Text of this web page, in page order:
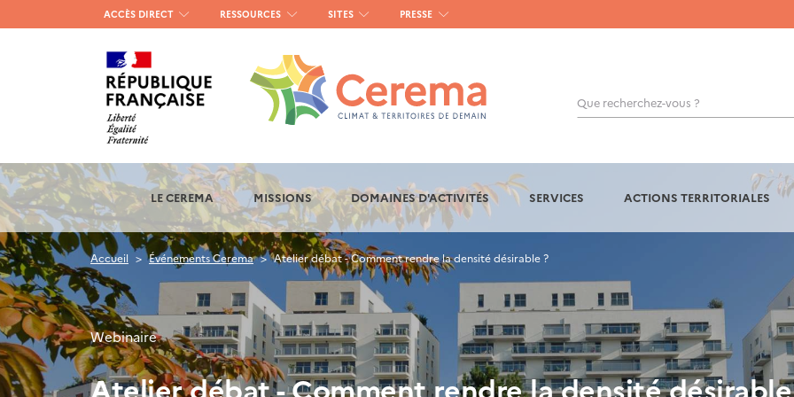
Menu
haut
gauche
ACCÈS DIRECT RESSOURCES SITES PRESSE
Que recherchez-vous ?
OK
LE CEREMA MISSIONS DOMAINES D'ACTIVITÉS SERVICES ACTIONS TERRITORIALES
Accueil Événements Cerema Atelier débat - Comment rendre la densité désirable ?
Webinaire
Atelier débat - Comment rendre la densité